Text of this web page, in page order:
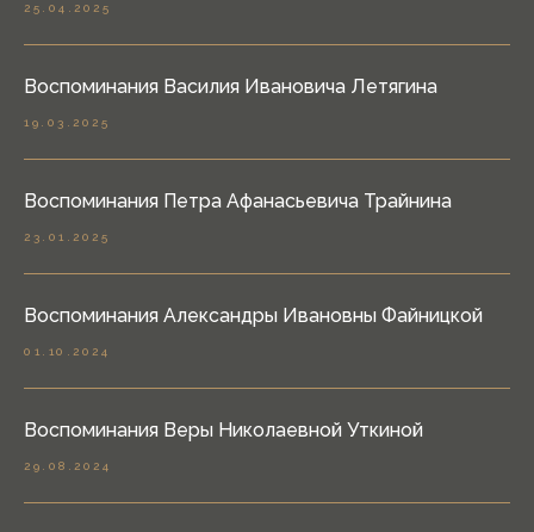
25.04.2025
Воспоминания Василия Ивановича Летягина
19.03.2025
Воспоминания Петра Афанасьевича Трайнина
23.01.2025
Воспоминания Александры Ивановны Файницкой
01.10.2024
Воспоминания Веры Николаевной Уткиной
29.08.2024